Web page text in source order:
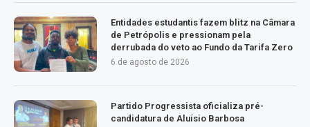
Entidades estudantis fazem blitz na Câmara
de Petrópolis e pressionam pela
derrubada do veto ao Fundo da Tarifa Zero
6 de agosto de 2026
Partido Progressista oficializa pré-
candidatura de Aluísio Barbosa